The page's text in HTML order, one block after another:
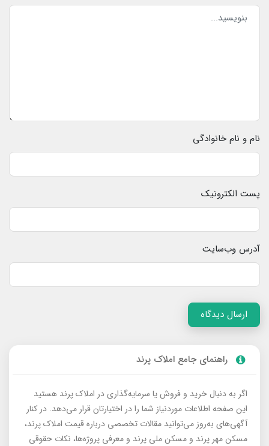
نام و نام خانوادگی
پست الکترونیک
آدرس وب‌سایت
ارسال دیدگاه
راهنمای جامع املاک پرند
اگر به دنبال خرید و فروش یا سرمایه‌گذاری در املاک پرند هستید
این صفحه اطلاعات موردنیاز شما را در اختیارتان قرار می‌دهد. در کنار
آگهی‌های به‌روز می‌توانید مقالات تخصصی درباره قیمت املاک پرند،
مسکن مهر پرند و مسکن ملی پرند و معرفی پروژه‌ها، نکات حقوقی